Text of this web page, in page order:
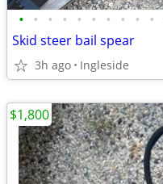
• • • • • • • • • •
Skid steer bail spear
3h ago Ingleside
$1,800